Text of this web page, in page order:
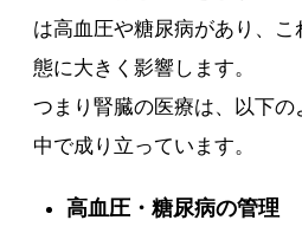
は高血圧や糖尿病があり、
態に大きく影響します。
つまり腎臓の医療は、以下
中で成り立っています。
高血圧・糖尿病の管理